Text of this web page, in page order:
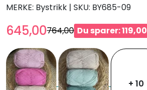
MERKE: Bystrikk | SKU: BY685-09
645,00764,00 Du sparer: 119,00
+ 10